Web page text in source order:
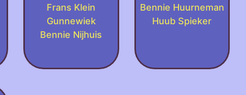
Frans Klein
Gunnewiek
Bennie Nijhuis
Bennie Huurneman
Huub Spieker